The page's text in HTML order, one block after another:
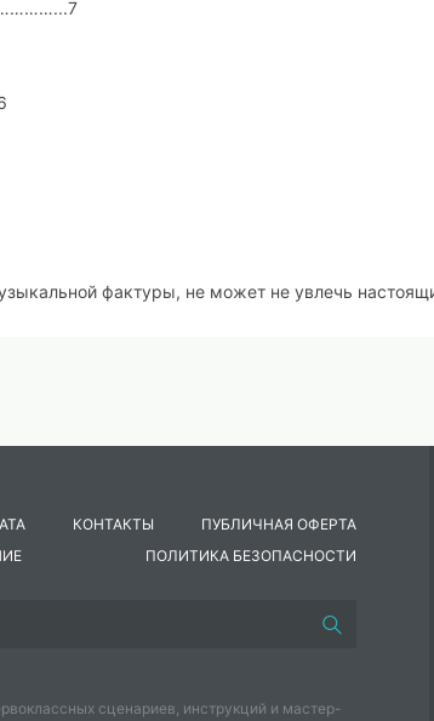
фактуры, не может не увлечь
детских музыкальных школ (ДМШ).
этот тезис приобретает в
развития учащихся
неизбежно влечет за
КОНТАКТЫ
ПУБЛИЧНАЯ ОФЕРТА
ПОЛИТИКА БЕЗОПАСНОСТИ
сценариев, инструкций и мастер-